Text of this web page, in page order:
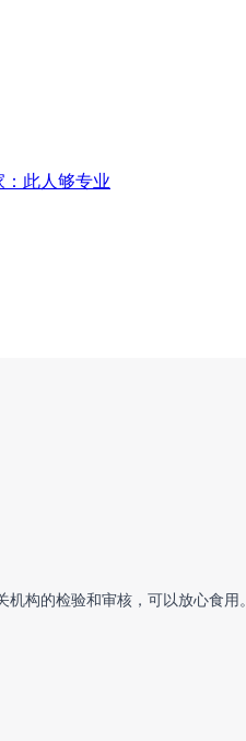
此人够专业
构的检验和审核，可以放心食用。